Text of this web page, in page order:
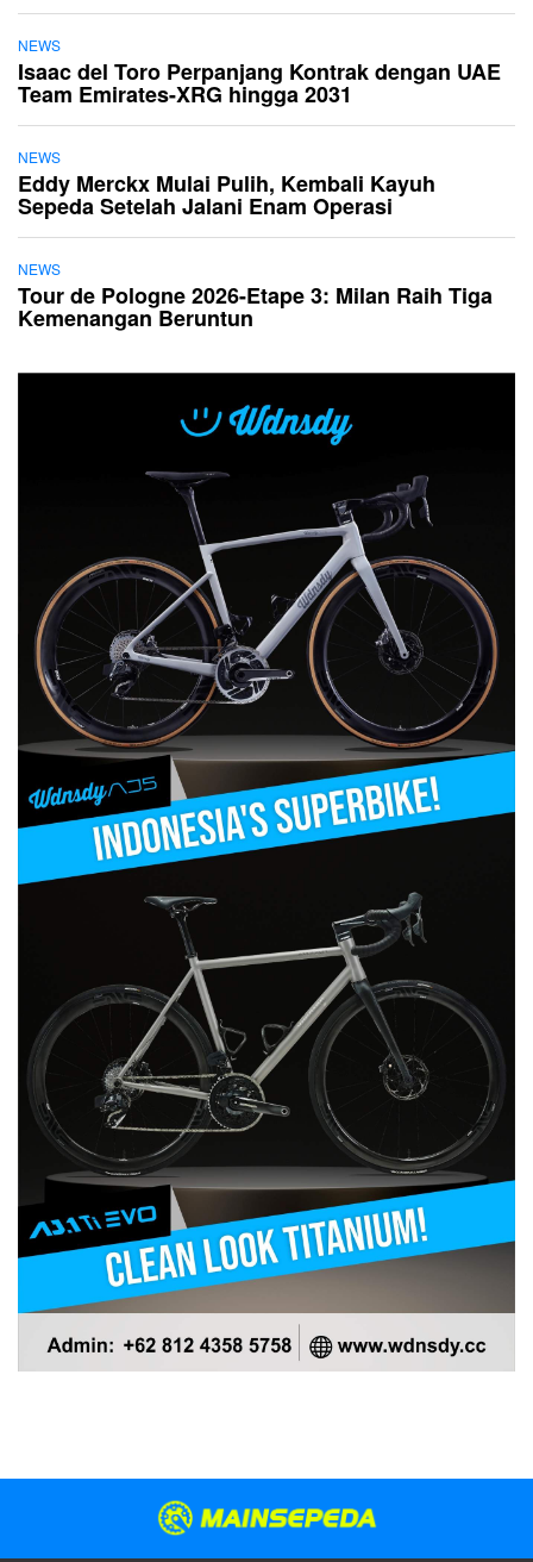
NEWS
Isaac del Toro Perpanjang Kontrak dengan UAE
Team Emirates-XRG hingga 2031
NEWS
Eddy Merckx Mulai Pulih, Kembali Kayuh
Sepeda Setelah Jalani Enam Operasi
NEWS
Tour de Pologne 2026-Etape 3: Milan Raih Tiga
Kemenangan Beruntun